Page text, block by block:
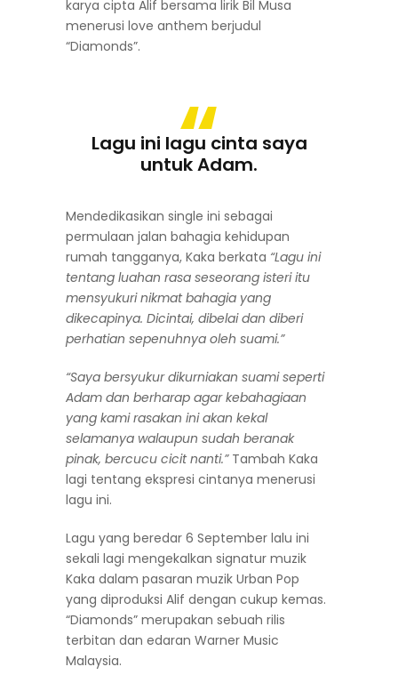
karya cipta Alif bersama lirik Bil Musa
menerusi love anthem berjudul
“Diamonds”.
Lagu ini lagu cinta saya
untuk Adam.
Mendedikasikan single ini sebagai
permulaan jalan bahagia kehidupan
rumah tangganya, Kaka berkata “Lagu ini
tentang luahan rasa seseorang isteri itu
mensyukuri nikmat bahagia yang
dikecapinya. Dicintai, dibelai dan diberi
perhatian sepenuhnya oleh suami.”
“Saya bersyukur dikurniakan suami seperti
Adam dan berharap agar kebahagiaan
yang kami rasakan ini akan kekal
selamanya walaupun sudah beranak
pinak, bercucu cicit nanti.” Tambah Kaka
lagi tentang ekspresi cintanya menerusi
lagu ini.
Lagu yang beredar 6 September lalu ini
sekali lagi mengekalkan signatur muzik
Kaka dalam pasaran muzik Urban Pop
yang diproduksi Alif dengan cukup kemas.
“Diamonds” merupakan sebuah rilis
terbitan dan edaran Warner Music
Malaysia.